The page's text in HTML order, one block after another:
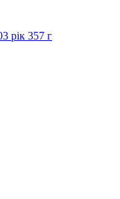
рік 357 г